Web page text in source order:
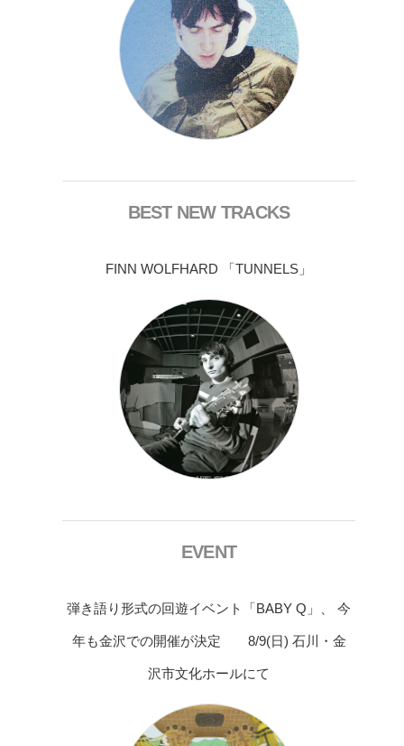
BEST NEW TRACKS
FINN WOLFHARD 「TUNNELS」
EVENT
弾き語り形式の回遊イベント「BABY Q」、 今
年も金沢での開催が決定 8/9(日) 石川・金
沢市文化ホールにて